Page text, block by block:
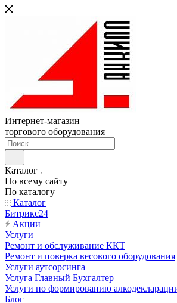
Интернет-магазин
торгового оборудования
Каталог
По всему сайту
По каталогу
Каталог
Битрикс24
Акции
Услуги
Ремонт и обслуживание ККТ
Ремонт и поверка весового оборудования
Услуги аутсорсинга
Услуга Главный Бухгалтер
Услуги по формированию
Блог